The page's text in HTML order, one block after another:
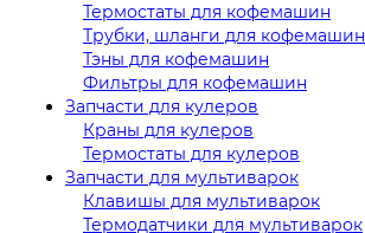
Термостаты для кофемашин
Трубки, шланги для кофемашин
Тэны для кофемашин
Фильтры для кофемашин
Запчасти для кулеров
Краны для кулеров
Термостаты для кулеров
Запчасти для мультиварок
Клавишы для мультиварок
Термодатчики для мультиварок